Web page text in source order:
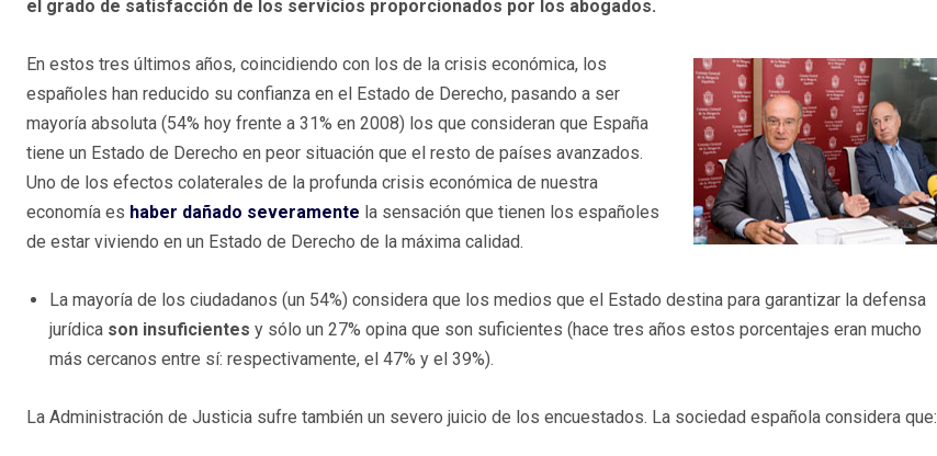
el grado de satisfacción de los servicios proporcionados por los abogados.
En estos tres últimos años, coincidiendo con los de la crisis económica, los
españoles han reducido su confianza en el Estado de Derecho, pasando a ser
mayoría absoluta (54% hoy frente a 31% en 2008) los que consideran que España
tiene un Estado de Derecho en peor situación que el resto de países avanzados.
Uno de los efectos colaterales de la profunda crisis económica de nuestra
economía es haber dañado severamente la sensación que tienen los españoles
de estar viviendo en un Estado de Derecho de la máxima calidad.
La mayoría de los ciudadanos (un 54%) considera que los medios que el Estado destina para garantizar la defensa
jurídica son insuficientes y sólo un 27% opina que son suficientes (hace tres años estos porcentajes eran mucho
más cercanos entre sí: respectivamente, el 47% y el 39%).
La Administración de Justicia sufre también un severo juicio de los encuestados. La sociedad española considera que: